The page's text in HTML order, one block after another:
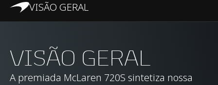
VISÃO GERAL
VISÃO GERAL
A premiada McLaren 720S sintetiza nossa